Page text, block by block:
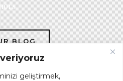
geliştirmek,
BLOG